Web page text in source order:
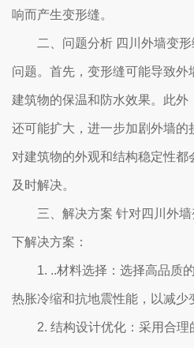
响而产生变形缝。
二、问题分析 四川外墙变
问题。首先，变形缝可能导致
建筑物的保温和防水效果。此外
还可能扩大，进一步加剧外墙的
对建筑物的外观和结构稳定性都
及时解决。
三、解决方案 针对四川外
下解决方案：
1. ..材料选择：选择高品质
热胀冷缩和抗地震性能，以减少
2. 结构设计优化：采用合